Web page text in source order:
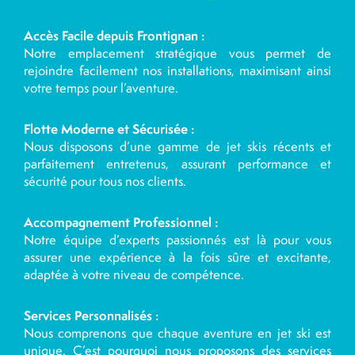
Accès Facile depuis Frontignan :
Notre emplacement stratégique vous permet de
rejoindre facilement nos installations, maximisant ainsi
votre temps pour l’aventure.
Flotte Moderne et Sécurisée :
Nous disposons d’une gamme de jet skis récents et
parfaitement entretenus, assurant performance et
sécurité pour tous nos clients.
Accompagnement Professionnel :
Notre équipe d’experts passionnés est là pour vous
assurer une expérience à la fois sûre et excitante,
adaptée à votre niveau de compétence.
Services Personnalisés :
Nous comprenons que chaque aventure en jet ski est
unique. C’est pourquoi nous proposons des services